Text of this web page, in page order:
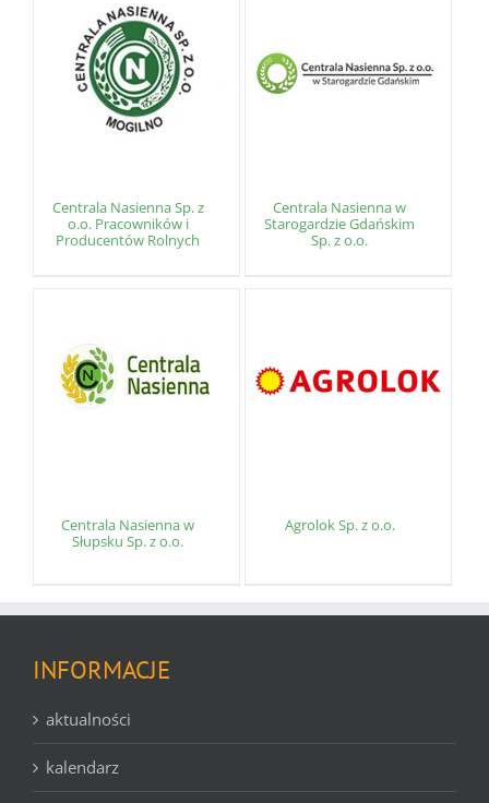
Centrala Nasienna Sp. z
o.o. Pracowników i
Producentów Rolnych
Centrala Nasienna w
Starogardzie Gdańskim
Sp. z o.o.
Centrala Nasienna w
Słupsku Sp. z o.o.
Agrolok Sp. z o.o.
INFORMACJE
aktualności
kalendarz